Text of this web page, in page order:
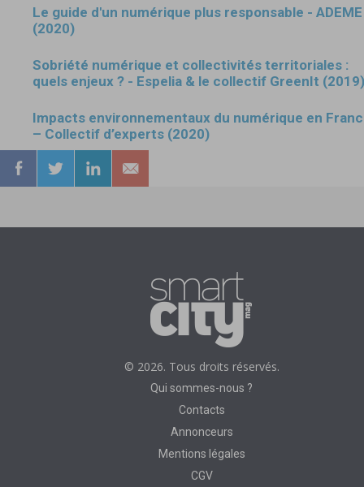
Le guide d'un numérique plus responsable - ADEME
(2020)
Sobriété numérique et collectivités territoriales :
quels enjeux ? - Espelia & le collectif GreenIt (2019)
Impacts environnementaux du numérique en
– Collectif d’experts (2020)
© 2026. Tous droits réservés.
Qui sommes-nous ?
Contacts
Annonceurs
Mentions légales
CGV